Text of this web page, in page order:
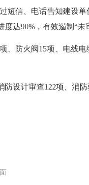
信、电话告知建设单
达90%，有效遏制“未
防火阀15项、电线电
计审查122项、消防